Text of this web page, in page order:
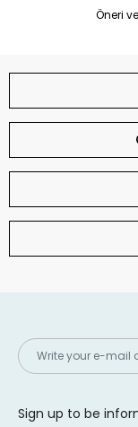
Öneri
Sign up to be